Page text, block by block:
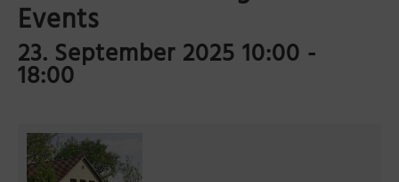
Präsenzstelle Prignitz Standort Neuruppin
Museum Neuruppin
Wegemuseum Wusterhausen/Dosse
Events
23. September 2025 10:00-
18:00